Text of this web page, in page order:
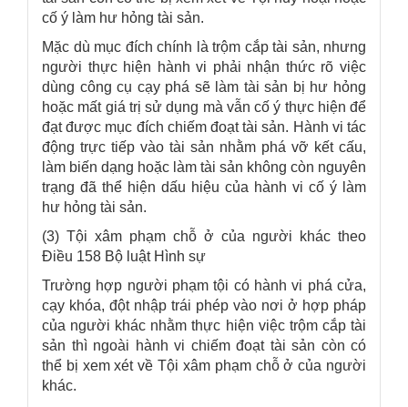
cố ý làm hư hỏng tài sản.
Mặc dù mục đích chính là trộm cắp tài sản, nhưng
người thực hiện hành vi phải nhận thức rõ việc
dùng công cụ cạy phá sẽ làm tài sản bị hư hỏng
hoặc mất giá trị sử dụng mà vẫn cố ý thực hiện để
đạt được mục đích chiếm đoạt tài sản. Hành vi tác
động trực tiếp vào tài sản nhằm phá vỡ kết cấu,
làm biến dạng hoặc làm tài sản không còn nguyên
trạng đã thể hiện dấu hiệu của hành vi cố ý làm
hư hỏng tài sản.
(3) Tội xâm phạm chỗ ở của người khác theo
Điều 158 Bộ luật Hình sự
Trường hợp người phạm tội có hành vi phá cửa,
cạy khóa, đột nhập trái phép vào nơi ở hợp pháp
của người khác nhằm thực hiện việc trộm cắp tài
sản thì ngoài hành vi chiếm đoạt tài sản còn có
thể bị xem xét về Tội xâm phạm chỗ ở của người
khác.